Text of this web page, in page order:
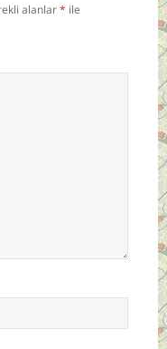
alanlar* ile